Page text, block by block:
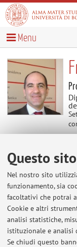
Questo
Nel nostro sito
funzionamento, sia
facoltativi che potrai
Cookie e altri
analisi statistiche,
istituzionale e analisi
Se chiudi questo
Menu
Contenuti utili
Home>Contenuti
codice civile
http://
altalex/2015/01/